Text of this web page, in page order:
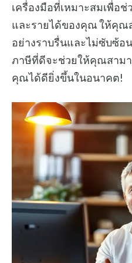
เครื่องมือที่เหมาะสมเพื่อ
และรายได้ของคุณ ให้คุณ
อย่างราบรื่นและไม่ซับซ้อ
ภาษีที่ดีจะช่วยให้คุณสามา
คุณได้ดียิ่งขึ้นในอนาคต!